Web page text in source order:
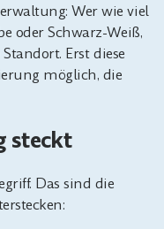
Wer wie viel
oder Schwarz-Weiß,
Erst diese
möglich, die
steckt
Das sind die